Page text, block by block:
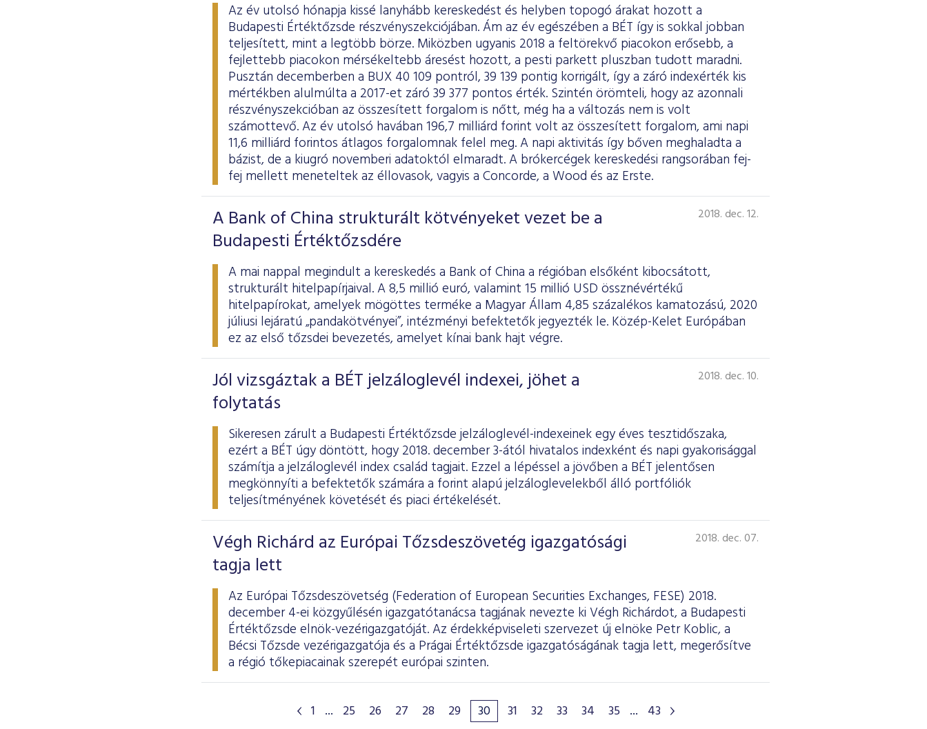
Az év utolsó hónapja kissé lanyhább kereskedést és helyben topogó árakat hozott a
Budapesti Értéktőzsde részvényszekciójában. Ám az év egészében a BÉT így is sokkal jobban
teljesített, mint a legtöbb börze. Miközben ugyanis 2018 a feltörekvő piacokon erősebb, a
fejlettebb piacokon mérsékeltebb áresést hozott, a pesti parkett pluszban tudott maradni.
Pusztán decemberben a BUX 40 109 pontról, 39 139 pontig korrigált, így a záró indexérték kis
mértékben alulmúlta a 2017-et záró 39 377 pontos érték. Szintén örömteli, hogy az azonnali
részvényszekcióban az összesített forgalom is nőtt, még ha a változás nem is volt
számottevő. Az év utolsó havában 196,7 milliárd forint volt az összesített forgalom, ami napi
11,6 milliárd forintos átlagos forgalomnak felel meg. A napi aktivitás így bőven meghaladta a
bázist, de a kiugró novemberi adatoktól elmaradt. A brókercégek kereskedési rangsorában fej-
fej mellett meneteltek az éllovasok, vagyis a Concorde, a Wood és az Erste.
A Bank of China strukturált kötvényeket vezet be a
Budapesti Értéktőzsdére
2018. dec. 12.
A mai nappal megindult a kereskedés a Bank of China a régióban elsőként kibocsátott,
strukturált hitelpapírjaival. A 8,5 millió euró, valamint 15 millió USD össznévértékű
hitelpapírokat, amelyek mögöttes terméke a Magyar Állam 4,85 százalékos kamatozású, 2020
júliusi lejáratú „pandakötvényei”, intézményi befektetők jegyezték le. Közép-Kelet Európában
ez az első tőzsdei bevezetés, amelyet kínai bank hajt végre.
Jól vizsgáztak a BÉT jelzáloglevél indexei, jöhet a
folytatás
2018. dec. 10.
Sikeresen zárult a Budapesti Értéktőzsde jelzáloglevél-indexeinek egy éves tesztidőszaka,
ezért a BÉT úgy döntött, hogy 2018. december 3-ától hivatalos indexként és napi gyakorisággal
számítja a jelzáloglevél index család tagjait. Ezzel a lépéssel a jövőben a BÉT jelentősen
megkönnyíti a befektetők számára a forint alapú jelzáloglevelekből álló portfóliók
teljesítményének követését és piaci értékelését.
Végh Richárd az Európai Tőzsdeszövetég igazgatósági
tagja lett
2018. dec. 07.
Az Európai Tőzsdeszövetség (Federation of European Securities Exchanges, FESE) 2018.
december 4-ei közgyűlésén igazgatótanácsa tagjának nevezte ki Végh Richárdot, a Budapesti
Értéktőzsde elnök-vezérigazgatóját. Az érdekképviseleti szervezet új elnöke Petr Koblic, a
Bécsi Tőzsde vezérigazgatója és a Prágai Értéktőzsde igazgatóságának tagja lett, megerősítve
a régió tőkepiacainak szerepét európai szinten.
1 ... 25 26 27 28 29 30 31 32 33 34 35 ... 43